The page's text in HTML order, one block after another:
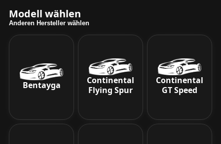
Modell wählen
Anderen Hersteller wählen
Bentayga
Continental
Flying Spur
Continental
GT Speed